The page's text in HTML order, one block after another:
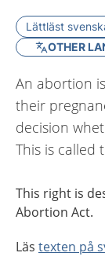
Lättläst
OTHER
An abortion
their
decision
This is called
This right is
Abortion Act.
Läs texten på